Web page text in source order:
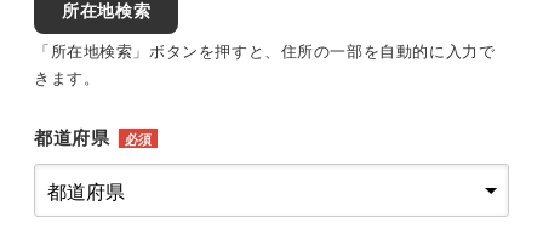
所在地検索
「所在地検索」ボタンを押すと、住所の一部を自動的に入力で
きます。
都道府県 必須